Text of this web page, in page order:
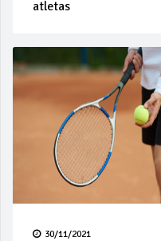
atletas
30/11/2021